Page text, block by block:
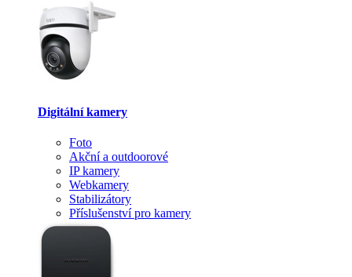
Digitální kamery
Foto
Akční a outdoorové
IP kamery
Webkamery
Stabilizátory
Příslušenství pro kamery